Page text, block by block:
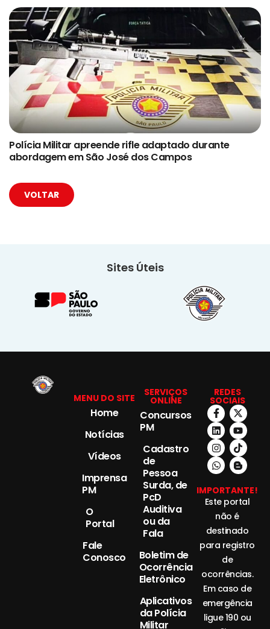
Polícia Militar apreende rifle adaptado durante
abordagem em São José dos Campos
VOLTAR
Sites Úteis
MENU DO SITE
Home
Notícias
Vídeos
Imprensa
PM
O
Portal
Fale
Conosco
SERVIÇOS
ONLINE
Concursos
PM
Cadastro
de
Pessoa
Surda, de
PcD
Auditiva
ou da
Fala
Boletim de
Ocorrência
Eletrônico
Aplicativos
da Polícia
Militar
REDES
SOCIAIS
IMPORTANTE!
Este portal
não é
destinado
para registro
de
ocorrências.
Em caso de
emergência
ligue 190 ou